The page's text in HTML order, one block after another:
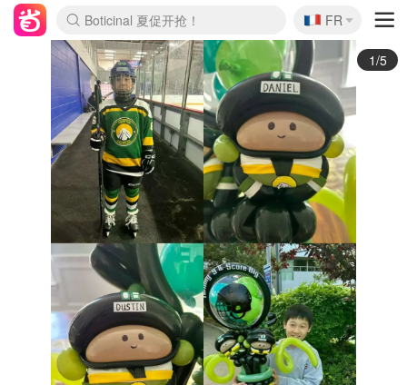
Boticinal 夏促开抢！
4折！lulu周四疯狂上新
还没结束！&OtherStories大促
Joybuy变相75折 随时失效
速领！Stanley独家85折
疑似霸哥！Camper额外叠85折
Zalando 奥莱闪促！每日更新
Moncler反季囤！5折起+叠9折
Coach Brooklyn仅€192
🇫🇷
FR
2/5